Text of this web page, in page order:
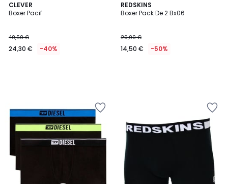
CLEVER
Boxer Pacif
40,50 €
24,30 € -40%
REDSKINS
Boxer Pack De 2 Bx06
29,00 €
14,50 € -50%